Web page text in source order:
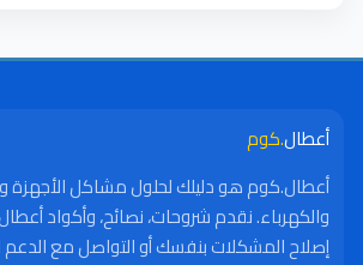
أعطال.كوم
أعطال.كوم هو دليلك لحلول مشاكل الأجهزة
والكهرباء. نقدم شروحات، نصائح، وأكواد
إصلاح المشكلات بنفسك أو التواصل مع